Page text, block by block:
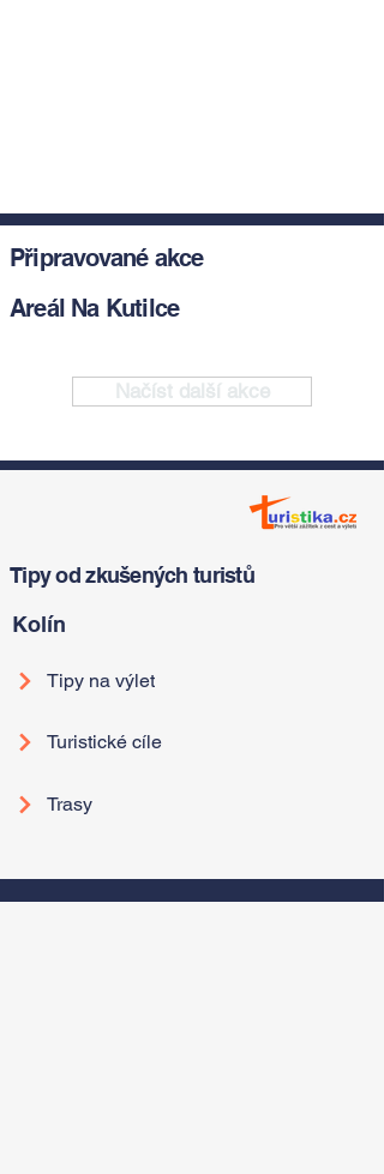
Připravované akce
Areál Na Kutilce
Načíst další akce
Tipy od zkušených turistů
Kolín
Tipy na výlet
Turistické cíle
Trasy